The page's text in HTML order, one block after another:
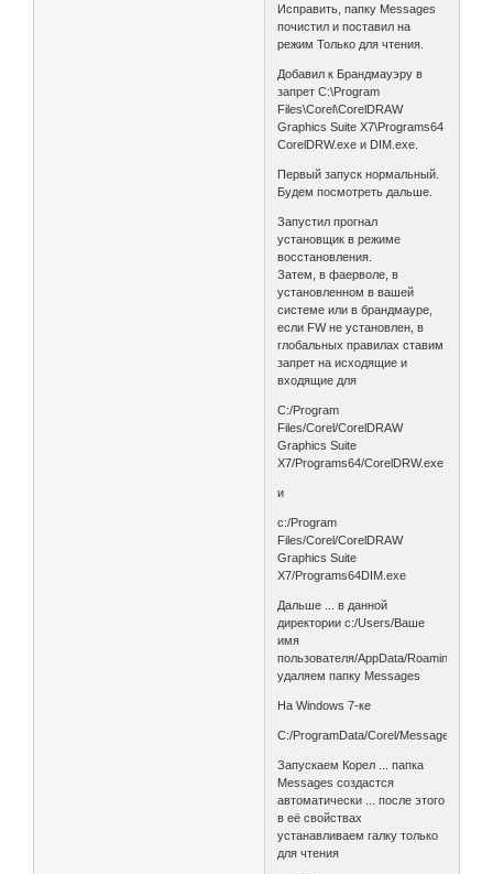
Исправить, папку Messages
почистил и поставил на
режим Только для чтения.
Добавил к Брандмауэру в
запрет C:\Program
Files\Corel\CorelDRAW
Graphics Suite X7\Programs64
CorelDRW.exe и DIM.exe.
Первый запуск нормальный.
Будем посмотреть дальше.
Запустил прогнал
установщик в режиме
восстановления.
Затем, в фаерволе, в
установленном в вашей
системе или в брандмауре,
если FW не установлен, в
глобальных правилах ставим
запрет на исходящие и
входящие для
C:/Program
Files/Corel/CorelDRAW
Graphics Suite
X7/Programs64/CorelDRW.exe
и
c:/Program
Files/Corel/CorelDRAW
Graphics Suite
X7/Programs64DIM.exe
Дальше ... в данной
директории c:/Users/Ваше
имя
пользователя/AppData/Roaming/
удаляем папку Messages
На Windows 7-ке
C:/ProgramData/Corel/Messages
Запускаем Корел ... папка
Messages создастся
автоматически ... после этого
в её свойствах
устанавливаем галку только
для чтения